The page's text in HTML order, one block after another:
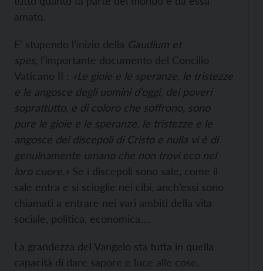
amato.
E’ stupendo l’inizio della Gaudium et
spes, l’importante documento del Concilio
Vaticano II : «Le gioie e le speranze, le tristezze
e le angosce degli uomini d’oggi, dei poveri
soprattutto, e di coloro che soffrono, sono
pure le gioie e le speranze, le tristezze e le
angosce dei discepoli di Cristo e nulla vi è di
genuinamente umano che non trovi eco nel
loro cuore.» Se i discepoli sono sale, come il
sale entra e si scioglie nei cibi, anch’essi sono
chiamati a entrare nei vari ambiti della vita
sociale, politica, economica….
La grandezza del Vangelo sta tutta in quella
capacità di dare sapore e luce alle cose,